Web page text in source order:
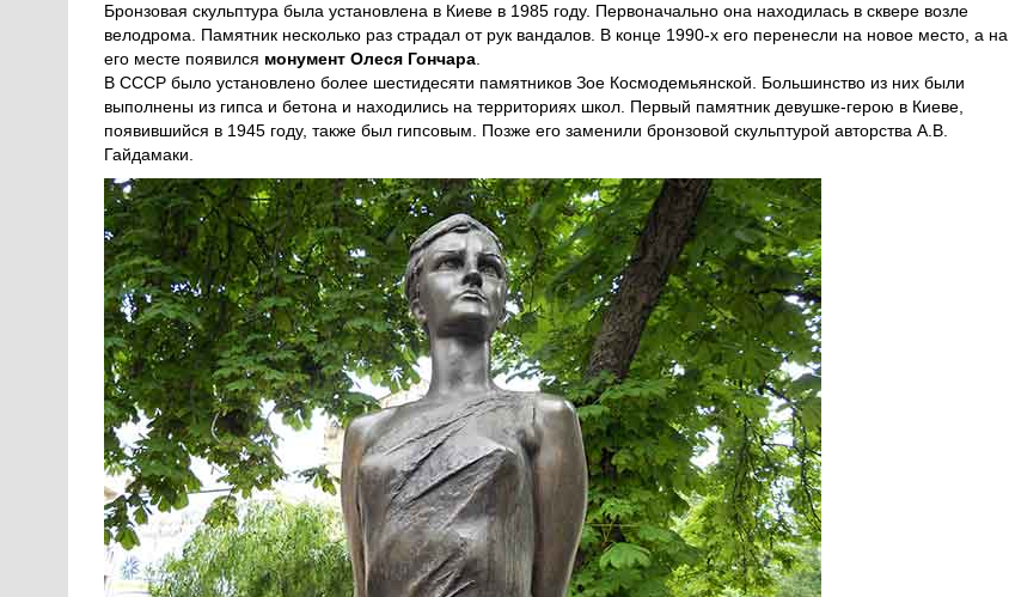
Бронзовая скульптура была установлена в Киеве в 1985 году. Первоначально она находилась в сквере возле
велодрома. Памятник несколько раз страдал от рук вандалов. В конце 1990-х его перенесли на новое место, а на
его месте появился монумент Олеся Гончара.
В СССР было установлено более шестидесяти памятников Зое Космодемьянской. Большинство из них были
выполнены из гипса и бетона и находились на территориях школ. Первый памятник девушке-герою в Киеве,
появившийся в 1945 году, также был гипсовым. Позже его заменили бронзовой скульптурой авторства А.В.
Гайдамаки.